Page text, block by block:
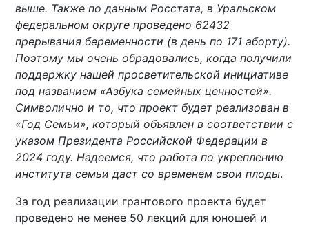
выше. Также по данным Росстата, в Уральском
федеральном округе проведено 62432
прерывания беременности (в день по 171 аборту).
Поэтому мы очень обрадовались, когда получили
поддержку нашей просветительской инициативе
под названием «Азбука семейных ценностей».
Символично и то, что проект будет реализован в
«Год Семьи», который объявлен в соответствии с
указом Президента Российской Федерации в
2024 году. Надеемся, что работа по укреплению
института семьи даст со временем свои плоды.
За год реализации грантового проекта будет
проведено не менее 50 лекций для юношей и